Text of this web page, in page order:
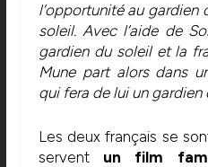
l’opportunité au gardien
soleil. Avec l’aide de
gardien du soleil et la
Mune part alors dans
qui fera de lui un gardien
Les deux français se
servent un film